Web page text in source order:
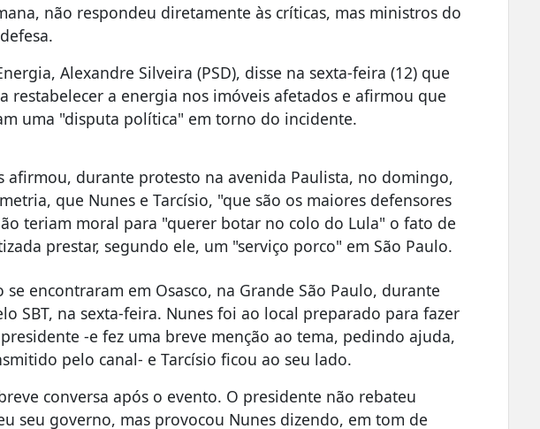
não respondeu diretamente às críticas, mas ministros do
Alexandre Silveira (PSD), disse na sexta-feira (12) que
restabelecer a energia nos imóveis afetados e afirmou que
uma "disputa política" em torno do incidente.
afirmou, durante protesto na avenida Paulista, no domingo,
que Nunes e Tarcísio, "que são os maiores defensores
teriam moral para "querer botar no colo do Lula" o fato de
prestar, segundo ele, um "serviço porco" em São Paulo.
se encontraram em Osasco, na Grande São Paulo, durante
SBT, na sexta-feira. Nunes foi ao local preparado para fazer
-e fez uma breve menção ao tema, pedindo ajuda,
pelo canal- e Tarcísio ficou ao seu lado.
conversa após o evento. O presidente não rebateu
seu governo, mas provocou Nunes dizendo, em tom de